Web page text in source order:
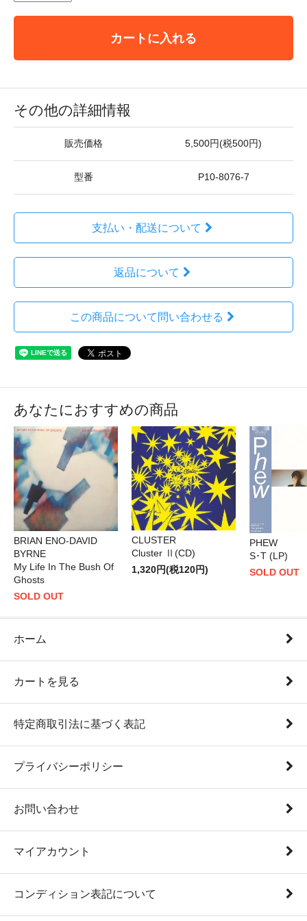
カートに入れる
その他の詳細情報
販売価格 5,500円(税500円)
型番 P10-8076-7
支払い・配送について
返品について
この商品について問い合わせる
あなたにおすすめの商品
BRIAN ENO-DAVID
BYRNE
My Life In The Bush Of
Ghosts
SOLD OUT
CLUSTER
Cluster Ⅱ(CD)
1,320円(税120円)
PHEW
S･T (LP)
SOLD OUT
ホーム
カートを見る
特定商取引法に基づく表記
プライバシーポリシー
お問い合わせ
マイアカウント
コンディション表記について